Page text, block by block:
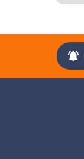
notifications_active